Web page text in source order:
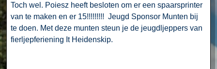
Toch wel. Poiesz heeft besloten om er een spaarsprinter
van te maken en er 15!!!!!!!!! Jeugd Sponsor Munten bij
te doen. Met deze munten steun je de jeugdljeppers van
fierljepferiening It Heidenskip.